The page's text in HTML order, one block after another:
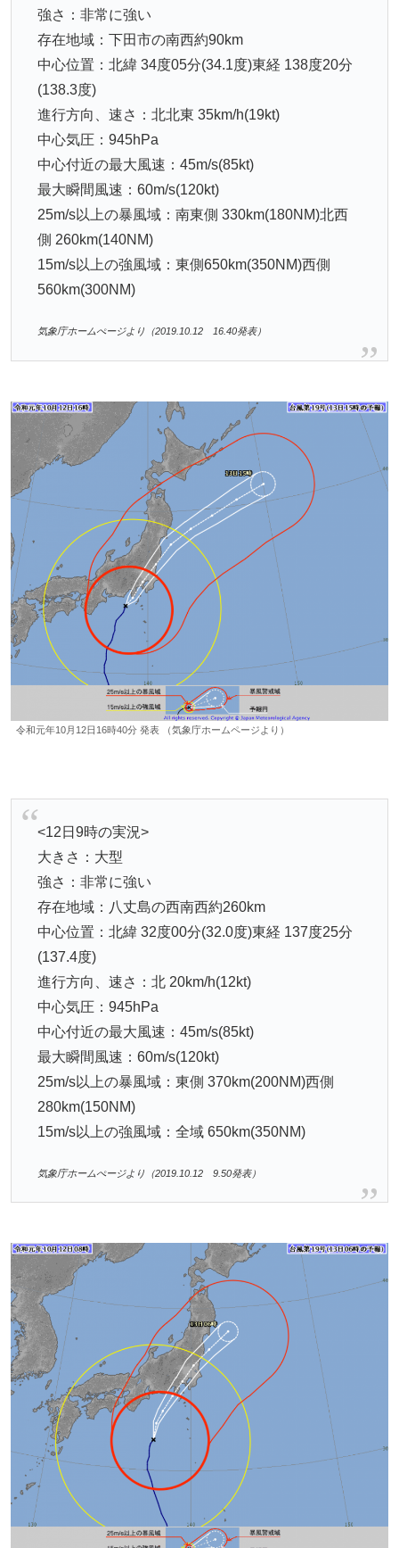
強さ：非常に強い
存在地域：下田市の南西約90km
中心位置：北緯 34度05分(34.1度)東経 138度20分
(138.3度)
進行方向、速さ：北北東 35km/h(19kt)
中心気圧：945hPa
中心付近の最大風速：45m/s(85kt)
最大瞬間風速：60m/s(120kt)
25m/s以上の暴風域：南東側 330km(180NM)北西
側 260km(140NM)
15m/s以上の強風域：東側650km(350NM)西側
560km(300NM)
気象庁ホームぺージより（2019.10.12 16.40発表）
令和元年10月12日16時40分 発表 （気象庁ホームページより）
<12日9時の実況>
大きさ：大型
強さ：非常に強い
存在地域：八丈島の西南西約260km
中心位置：北緯 32度00分(32.0度)東経 137度25分
(137.4度)
進行方向、速さ：北 20km/h(12kt)
中心気圧：945hPa
中心付近の最大風速：45m/s(85kt)
最大瞬間風速：60m/s(120kt)
25m/s以上の暴風域：東側 370km(200NM)西側
280km(150NM)
15m/s以上の強風域：全域 650km(350NM)
気象庁ホームぺージより（2019.10.12 9.50発表）